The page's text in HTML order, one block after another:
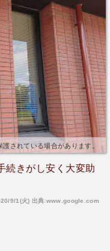
されている場合があります。
続きがし安く大変助
9/1(火) 出典:www.google.com